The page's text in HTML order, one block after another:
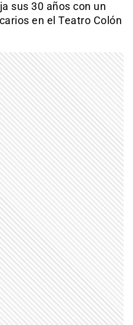
sus 30 años con un
en el Teatro Colón